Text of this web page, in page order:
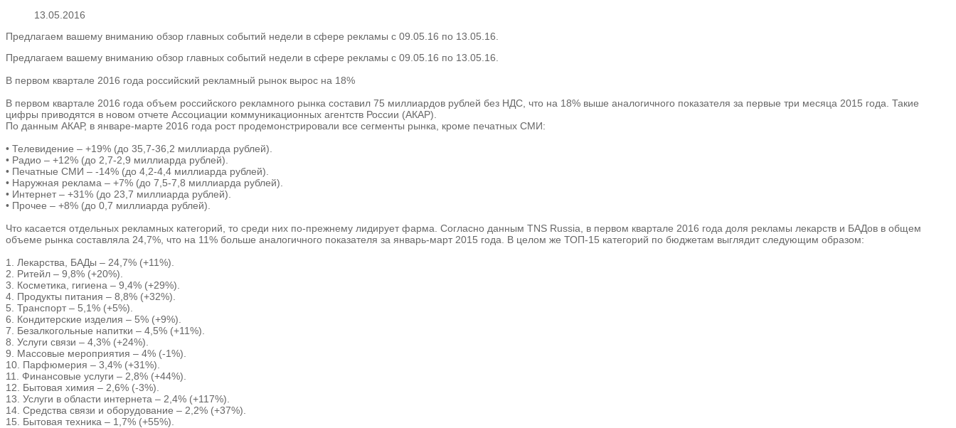
13.05.2016
Предлагаем вашему вниманию обзор главных событий недели в сфере рекламы с 09.05.16 по 13.05.16.
Предлагаем вашему вниманию обзор главных событий недели в сфере рекламы с 09.05.16 по 13.05.16.
В первом квартале 2016 года российский рекламный рынок вырос на 18%
В первом квартале 2016 года объем российского рекламного рынка составил 75 миллиардов рублей без НДС, что на 18% выше аналогичного показателя за первые три месяца 2015 года. Такие
цифры приводятся в новом отчете Ассоциации коммуникационных агентств России (АКАР).
По данным АКАР, в январе-марте 2016 года рост продемонстрировали все сегменты рынка, кроме печатных СМИ:
• Телевидение – +19% (до 35,7-36,2 миллиарда рублей).
• Радио – +12% (до 2,7-2,9 миллиарда рублей).
• Печатные СМИ – -14% (до 4,2-4,4 миллиарда рублей).
• Наружная реклама – +7% (до 7,5-7,8 миллиарда рублей).
• Интернет – +31% (до 23,7 миллиарда рублей).
• Прочее – +8% (до 0,7 миллиарда рублей).
Что касается отдельных рекламных категорий, то среди них по-прежнему лидирует фарма. Согласно данным TNS Russia, в первом квартале 2016 года доля рекламы лекарств и БАДов в общем
объеме рынка составляла 24,7%, что на 11% больше аналогичного показателя за январь-март 2015 года. В целом же ТОП-15 категорий по бюджетам выглядит следующим образом:
1. Лекарства, БАДы – 24,7% (+11%).
2. Ритейл – 9,8% (+20%).
3. Косметика, гигиена – 9,4% (+29%).
4. Продукты питания – 8,8% (+32%).
5. Транспорт – 5,1% (+5%).
6. Кондитерские изделия – 5% (+9%).
7. Безалкогольные напитки – 4,5% (+11%).
8. Услуги связи – 4,3% (+24%).
9. Массовые мероприятия – 4% (-1%).
10. Парфюмерия – 3,4% (+31%).
11. Финансовые услуги – 2,8% (+44%).
12. Бытовая химия – 2,6% (-3%).
13. Услуги в области интернета – 2,4% (+117%).
14. Средства связи и оборудование – 2,2% (+37%).
15. Бытовая техника – 1,7% (+55%).